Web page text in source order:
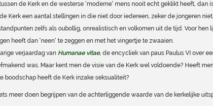
de Kerk en de westerse ‘moderne’ mens nooit echt geklikt heeft, dan
Kerk een aantal stellingen in die niet door iedereen, zeker de jongeren
zelfs als oubollig, onrealistisch en volkomen uit de tijd. Voor hen
heeft dan ‘neen’ te zeggen en met het vingertje te zwaaien.
verjaardag van Humanae vitae, de encycliek van paus Paulus VI over
was. Maar kent men de visie van de Kerk wel voldoende? Heeft
boodschap heeft de Kerk inzake seksualiteit?
meer doen begrijpen van de achterliggende waarde van de kerkelijke